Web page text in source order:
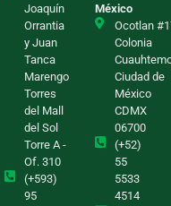
Joaquín
Orrantia
y Juan
Tanca
Marengo
Torres
del Mall
del Sol
Torre A -
Of. 310
(+593)
95
México
Ocotlan
Colonia
Ciudad de
México
CDMX
06700
(+52)
55
5533
4514